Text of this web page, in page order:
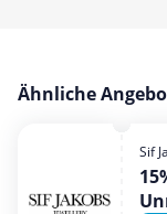
Ähnliche
Sif